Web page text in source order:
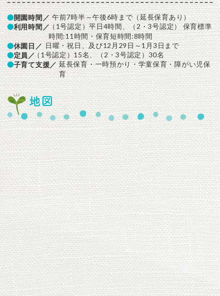
開園時間／ 午前7時半～午後6時まで（延長保育あり）
利用時間／（1号認定）平日4時間、（2・3号認定） 保育標準
時間:11時間・保育短時間:8時間
休園日／ 日曜・祝日、及び12月29日～1月3日まで
定員／（1号認定）15名、（2・3号認定）30名
子育て支援／ 延長保育・一時預かり・学童保育・障がい児保
育
地図